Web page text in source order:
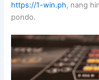
https://1-win.ph, nang
pondo.